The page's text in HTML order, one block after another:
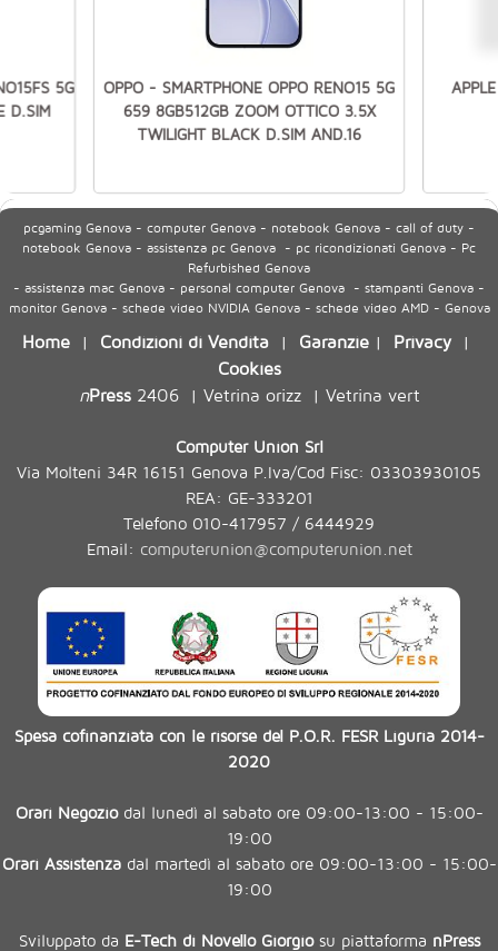
5G
D.SIM
OPPO - SMARTPHONE OPPO RENO15 5G
659 8GB512GB ZOOM OTTICO 3.5X
TWILIGHT BLACK D.SIM AND.16
pcgaming Genova - computer Genova - notebook Genova - call of duty -
notebook Genova - assistenza pc Genova - pc ricondizionati Genova - Pc
Refurbished Genova
- assistenza mac Genova - personal computer Genova - stampanti Genova -
monitor Genova - schede video NVIDIA Genova - schede video AMD - Genova
Home | Condizioni di Vendita | Garanzie | Privacy|
Cookies
nPress2406| Vetrina orizz| Vetrina vert
Computer Union Srl
Via Molteni 34R 16151 Genova P.Iva/Cod Fisc: 03303930105
REA: GE-333201
Telefono 010-417957 / 6444929
Email: computerunion@computerunion.net
Spesa cofinanziata con le risorse del P.O.R. FESR Liguria 2014-
2020
Orari Negoziodal lunedì al sabato ore 09:00-13:00 - 15:00-
19:00
Orari Assistenzadal martedì al sabato ore 09:00-13:00 - 15:00-
19:00
Sviluppato da E-Tech di Novello Giorgiosu piattaforma nPress